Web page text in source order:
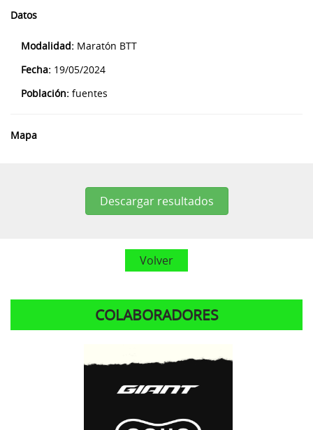
Datos
Modalidad: Maratón BTT
Fecha: 19/05/2024
Población: fuentes
Mapa
Descargar resultados
Volver
COLABORADORES